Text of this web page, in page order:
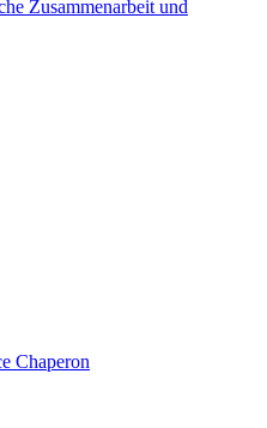
Zusammenarbeit und
Chaperon